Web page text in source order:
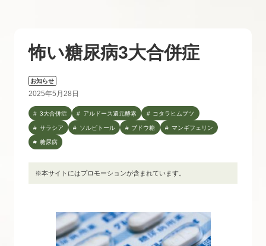
怖い糖尿病3大合併症
お知らせ
2025年5月28日
3大合併症 アルドース還元酵素 コタラヒムブツ
サラシア ソルビトール ブドウ糖 マンギフェリン
糖尿病
※本サイトにはプロモーションが含まれています。